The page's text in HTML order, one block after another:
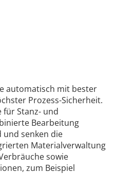
automatisch mit bester
Prozess-Sicherheit.
für Stanz- und
Bearbeitung
senken die
Materialverwaltung
sowie
zum Beispiel